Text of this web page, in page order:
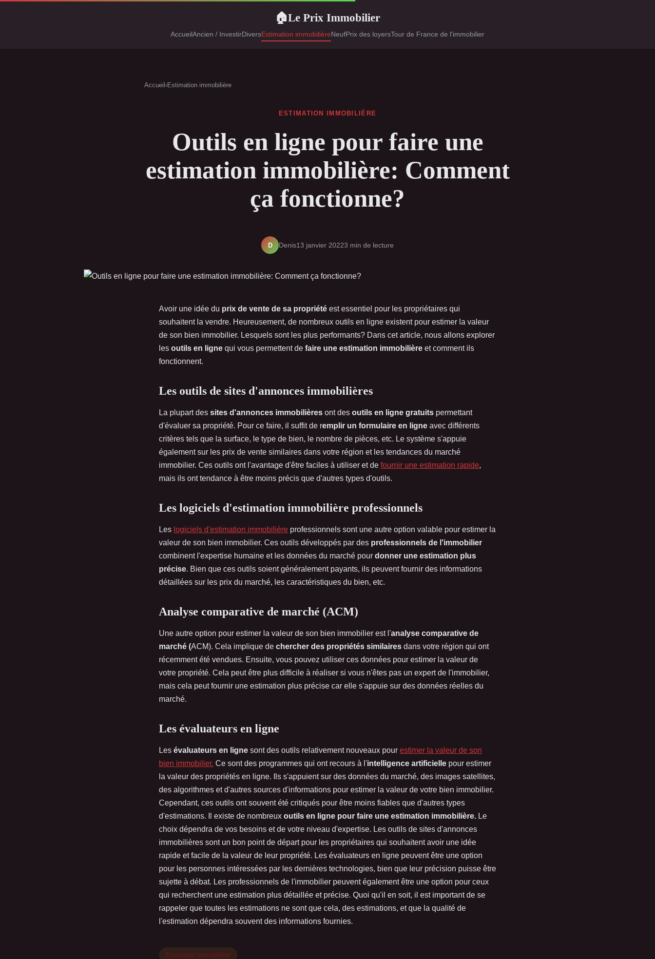
🏠Le Prix Immobilier
AccueilAncien / InvestirDiversEstimation immobilièreNeufPrix des loyersTour de France de l'immobilier
Accueil ›Estimation immobilière
ESTIMATION IMMOBILIÈRE
Outils en ligne pour faire une
estimation immobilière: Comment
ça fonctionne?
D Denis13 janvier 20223 min de lecture
Avoir une idée du prix de vente de sa propriété est essentiel pour les propriétaires qui
souhaitent la vendre. Heureusement, de nombreux outils en ligne existent pour estimer la valeur
de son bien immobilier. Lesquels sont les plus performants? Dans cet article, nous allons explorer
les outils en ligne qui vous permettent de faire une estimation immobilière et comment ils
fonctionnent.
Les outils de sites d'annonces immobilières
La plupart des sites d'annonces immobilières ont des outils en ligne gratuits permettant
d'évaluer sa propriété. Pour ce faire, il suffit de remplir un formulaire en ligne avec différents
critères tels que la surface, le type de bien, le nombre de pièces, etc. Le système s'appuie
également sur les prix de vente similaires dans votre région et les tendances du marché
immobilier. Ces outils ont l'avantage d'être faciles à utiliser et de fournir une estimation rapide,
mais ils ont tendance à être moins précis que d'autres types d'outils.
Les logiciels d'estimation immobilière professionnels
Les logiciels d'estimation immobilière professionnels sont une autre option valable pour estimer la
valeur de son bien immobilier. Ces outils développés par des professionnels de l'immobilier
combinent l'expertise humaine et les données du marché pour donner une estimation plus
précise. Bien que ces outils soient généralement payants, ils peuvent fournir des informations
détaillées sur les prix du marché, les caractéristiques du bien, etc.
Analyse comparative de marché (ACM)
Une autre option pour estimer la valeur de son bien immobilier est l'analyse comparative de
marché (ACM). Cela implique de chercher des propriétés similaires dans votre région qui ont
récemment été vendues. Ensuite, vous pouvez utiliser ces données pour estimer la valeur de
votre propriété. Cela peut être plus difficile à réaliser si vous n'êtes pas un expert de l'immobilier,
mais cela peut fournir une estimation plus précise car elle s'appuie sur des données réelles du
marché.
Les évaluateurs en ligne
Les évaluateurs en ligne sont des outils relativement nouveaux pour estimer la valeur de son
bien immobilier. Ce sont des programmes qui ont recours à l'intelligence artificielle pour estimer
la valeur des propriétés en ligne. Ils s'appuient sur des données du marché, des images satellites,
des algorithmes et d'autres sources d'informations pour estimer la valeur de votre bien immobilier.
Cependant, ces outils ont souvent été critiqués pour être moins fiables que d'autres types
d'estimations. Il existe de nombreux outils en ligne pour faire une estimation immobilière. Le
choix dépendra de vos besoins et de votre niveau d'expertise. Les outils de sites d'annonces
immobilières sont un bon point de départ pour les propriétaires qui souhaitent avoir une idée
rapide et facile de la valeur de leur propriété. Les évaluateurs en ligne peuvent être une option
pour les personnes intéressées par les dernières technologies, bien que leur précision puisse être
sujette à débat. Les professionnels de l'immobilier peuvent également être une option pour ceux
qui recherchent une estimation plus détaillée et précise. Quoi qu'il en soit, il est important de se
rappeler que toutes les estimations ne sont que cela, des estimations, et que la qualité de
l'estimation dépendra souvent des informations fournies.
Estimation immobilière